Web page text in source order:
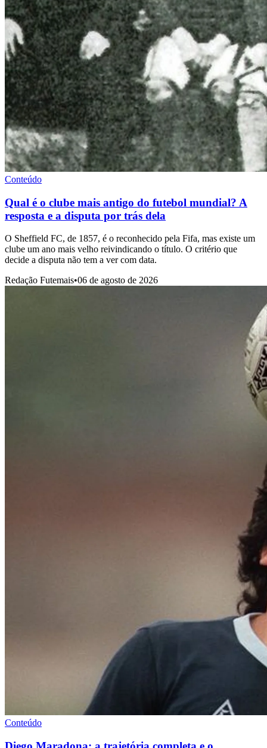
Conteúdo
Qual é o clube mais antigo do futebol mundial? A
resposta e a disputa por trás dela
O Sheffield FC, de 1857, é o reconhecido pela Fifa, mas existe um
clube um ano mais velho reivindicando o título. O critério que
decide a disputa não tem a ver com data.
Redação Futemais•06 de agosto de 2026
Conteúdo